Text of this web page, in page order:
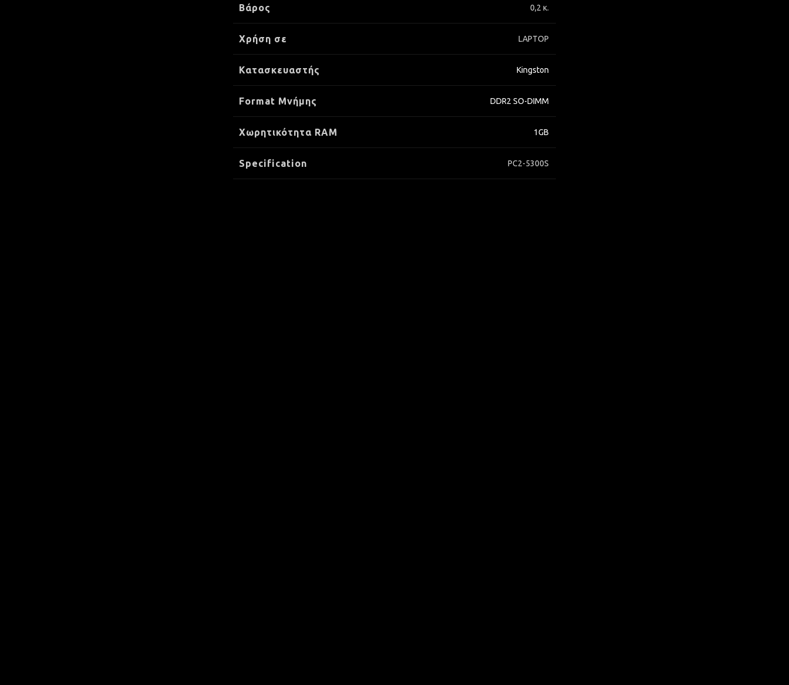
Βάρος 0,2 κ.
Χρήση σε LAPTOP
Κατασκευαστής Kingston
Format Μνήμης DDR2 SO-DIMM
Xωρητικότητα RAM 1GB
Specification PC2-5300S